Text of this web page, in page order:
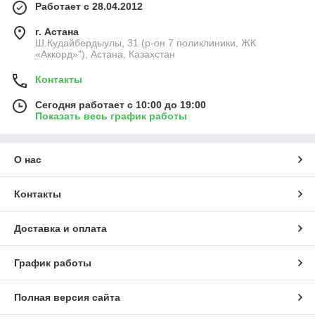
Работает с 28.04.2012
г. Астана
Ш.Кудайбердыулы, 31 (р-он 7 поликлиники, ЖК
«Аккорд»"), Астана, Казахстан
Контакты
Сегодня работает с 10:00 до 19:00
Показать весь график работы
О нас
Контакты
Доставка и оплата
График работы
Полная версия сайта